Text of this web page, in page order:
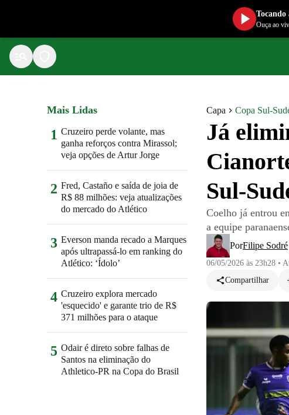
Capa Copa Sul-
Já
Sul-
Coelho já entrou
a equipe
PorFilipe Sodré
06/05/2026 às 23h28 •
Compartilhar
Mais Lidas
1 Cruzeiro perde volante, mas
ganha reforços contra Mirassol;
veja opções de Artur Jorge
2 Fred, Castaño e saída de joia de
R$ 88 milhões: veja atualizações
do mercado do Atlético
3 Everson manda recado a Marques
após ultrapassá-lo em ranking do
Atlético: ‘Ídolo’
4 Cruzeiro explora mercado
'esquecido' e garante trio de R$
371 milhões para o ataque
5 Odair é direto sobre falhas de
Santos na eliminação do
Athletico-PR na Copa do Brasil
Tocando
Ouça ao